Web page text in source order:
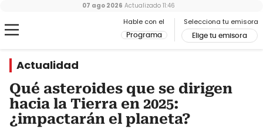
Hable con el
Programa
Selecciona tu emisora
Elige tu emisora
07 ago 2026 Actualizado 11:46
Actualidad
Qué asteroides que se dirigen
hacia la Tierra en 2025:
¿impactarán el planeta?